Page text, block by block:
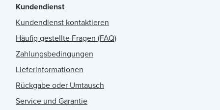
Kundendienst
Kundendienst kontaktieren
Häufig gestellte Fragen (FAQ)
Zahlungsbedingungen
Lieferinformationen
Rückgabe oder Umtausch
Service und Garantie